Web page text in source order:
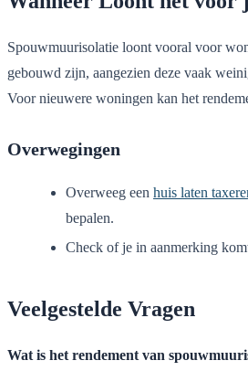
Spouwmuurisolatie loont vooral voor
gebouwd zijn, aangezien deze vaak
Voor nieuwere woningen kan het
Overwegingen
Overweeg een huis laten
bepalen.
Check of je in aanmerking
Veelgestelde Vragen
Wat is het rendement van